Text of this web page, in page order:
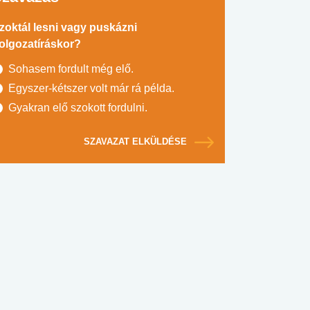
lesni vagy puskázni
Sohasem fordult még elő.
Egyszer-kétszer volt már rá példa.
Gyakran elő szokott fordulni.
SZAVAZAT ELKÜLDÉSE